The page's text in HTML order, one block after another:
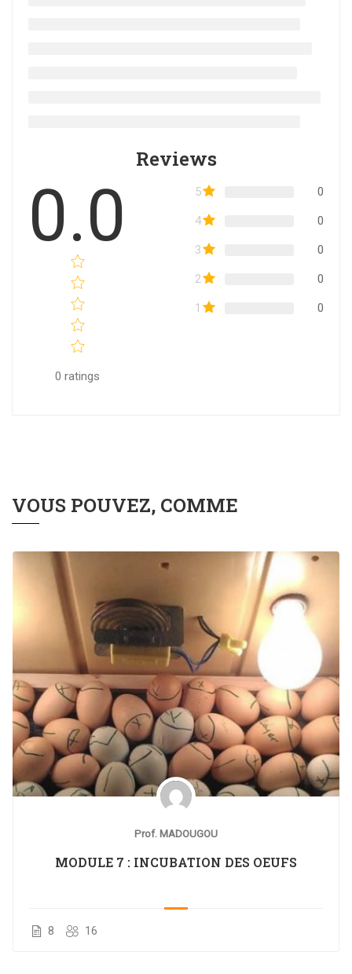
Reviews
0.0
0 ratings
5 0
4 0
3 0
2 0
1 0
VOUS POUVEZ, COMME
Prof. MADOUGOU
MODULE 7 : INCUBATION DES OEUFS
8 16